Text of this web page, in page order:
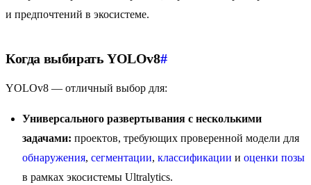
и предпочтений в экосистеме.
Когда выбирать YOLOv8#
YOLOv8 — отличный выбор для:
Универсального развертывания с несколькими
задачами: проектов, требующих проверенной модели для
обнаружения, сегментации, классификации и оценки позы
в рамках экосистемы Ultralytics.